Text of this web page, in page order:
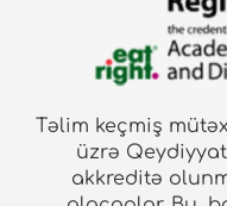
tövsiyə
Fitnes
dəstəklər
sahəsində nə
istifadə olunan
seçimi
Təlim keçmiş
üzrə
akkreditə